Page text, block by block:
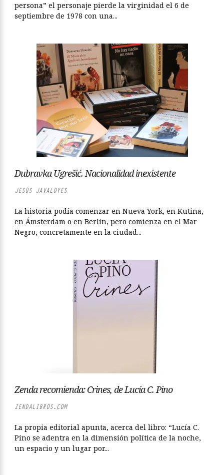
persona” el personaje pierde la virginidad el 6 de
septiembre de 1978 con una...
Dubravka Ugrešić. Nacionalidad inexistente
JESÚS JAVALOYES
La historia podía comenzar en Nueva York, en Kutina,
en Ámsterdam o en Berlín, pero comienza en el Mar
Negro, concretamente en la ciudad...
Zenda recomienda: Crines, de Lucía C. Pino
ZENDALIBROS.COM
La propia editorial apunta, acerca del libro: “Lucía C.
Pino se adentra en la dimensión política de la noche,
un espacio y un lugar por...